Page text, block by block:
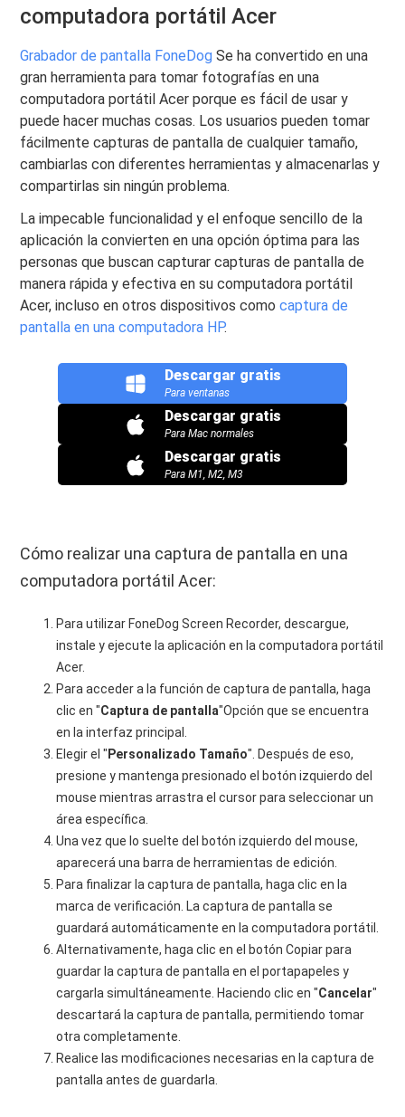
computadora portátil Acer
Grabador de pantalla FoneDog Se ha convertido en una
gran herramienta para tomar fotografías en una
computadora portátil Acer porque es fácil de usar y
puede hacer muchas cosas. Los usuarios pueden tomar
fácilmente capturas de pantalla de cualquier tamaño,
cambiarlas con diferentes herramientas y almacenarlas y
compartirlas sin ningún problema.
La impecable funcionalidad y el enfoque sencillo de la
aplicación la convierten en una opción óptima para las
personas que buscan capturar capturas de pantalla de
manera rápida y efectiva en su computadora portátil
Acer, incluso en otros dispositivos comocaptura de
pantalla en una computadora HP.
Descargar gratis
Para ventanas
Descargar gratis
Para Mac normales
Descargar gratis
Para M1, M2, M3
Cómo realizar una captura de pantalla en una
computadora portátil Acer:
Para utilizar FoneDog Screen Recorder, descargue,
instale y ejecute la aplicación en la computadora portátil
Acer.
Para acceder a la función de captura de pantalla, haga
clic en "Captura de pantalla"Opción que se encuentra
en la interfaz principal.
Elegir el " Personalizado Tamaño". Después de eso,
presione y mantenga presionado el botón izquierdo del
mouse mientras arrastra el cursor para seleccionar un
área específica.
Una vez que lo suelte del botón izquierdo del mouse,
aparecerá una barra de herramientas de edición.
Para finalizar la captura de pantalla, haga clic en la
marca de verificación. La captura de pantalla se
guardará automáticamente en la computadora portátil.
Alternativamente, haga clic en el botón Copiar para
guardar la captura de pantalla en el portapapeles y
cargarla simultáneamente. Haciendo clic en "Cancelar"
descartará la captura de pantalla, permitiendo tomar
otra completamente.
Realice las modificaciones necesarias en la captura de
pantalla antes de guardarla.